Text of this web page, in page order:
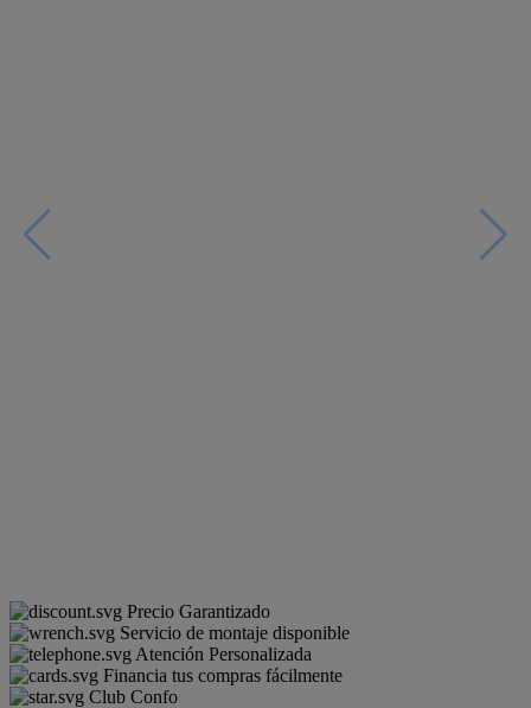
Precio Garantizado
Servicio de montaje disponible
Atención Personalizada
Financia tus compras fácilmente
Club Confo